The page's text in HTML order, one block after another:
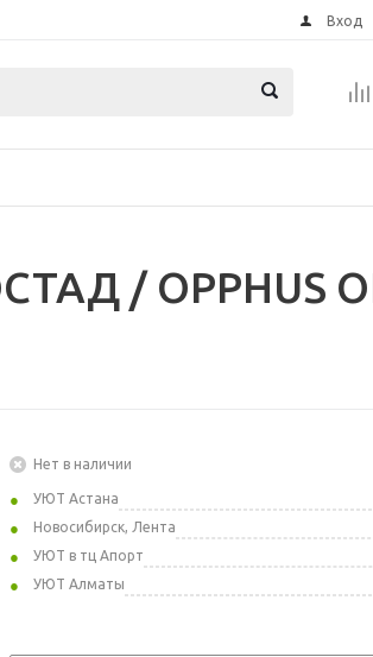
Вход
/ OPPHUS
Нет в наличии
УЮТ Астана
Новосибирск, Лента
УЮТ в тц Апорт
УЮТ Алматы